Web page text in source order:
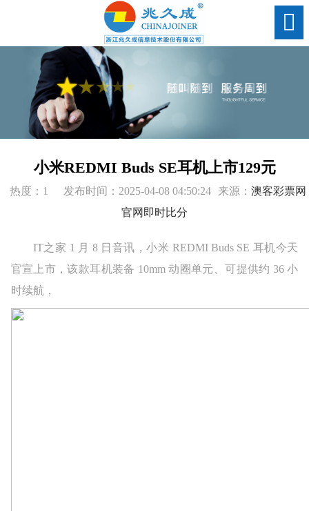
小米REDMI Buds SE耳机上市129元
热度：1 发布时间：2025-04-08 04:50:24 来源： 澳客彩票网
官网即时比分
IT之家 1 月 8 日音讯，小米 REDMI Buds SE 耳机今天
官宣上市，该款耳机装备 10mm 动圈单元、可提供约 36 小
时续航，